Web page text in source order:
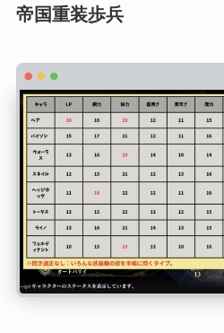
帝国重装歩兵